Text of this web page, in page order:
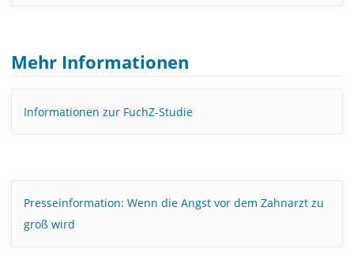
Mehr Informationen
Informationen zur FuchZ-Studie
Presseinformation: Wenn die Angst vor dem Zahnarzt zu
groß wird